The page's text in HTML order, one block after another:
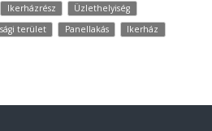
Ikerházrész
Üzlethelyiség
terület Panellakás Ikerház